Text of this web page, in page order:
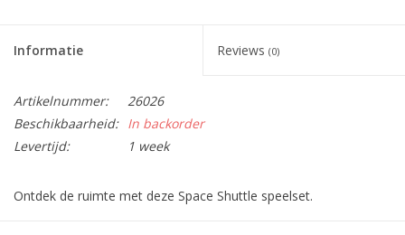
Informatie Reviews (0)
Artikelnummer:
26026
Beschikbaarheid: In backorder
Levertijd:
1 week
Ontdek de ruimte met deze Space Shuttle speelset.